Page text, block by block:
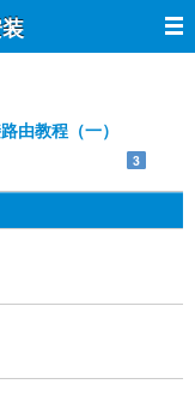
由教程（一）
3